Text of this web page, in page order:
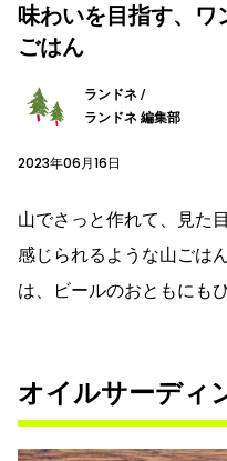
味わいを目指す、ワ
ごはん
ランドネ /
ランドネ 編集部
2023年06月16日
山でさっと作れて、見た
感じられるような山ごは
は、ビールのおともにも
オイルサーディ